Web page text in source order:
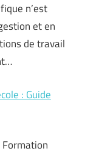
n’est
et en
de travail
: Guide